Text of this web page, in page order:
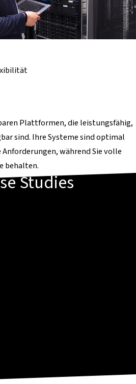
Plattformen, die leistungsfähig,
sind. Ihre Systeme sind optimal
während Sie volle
behalten.
Studies